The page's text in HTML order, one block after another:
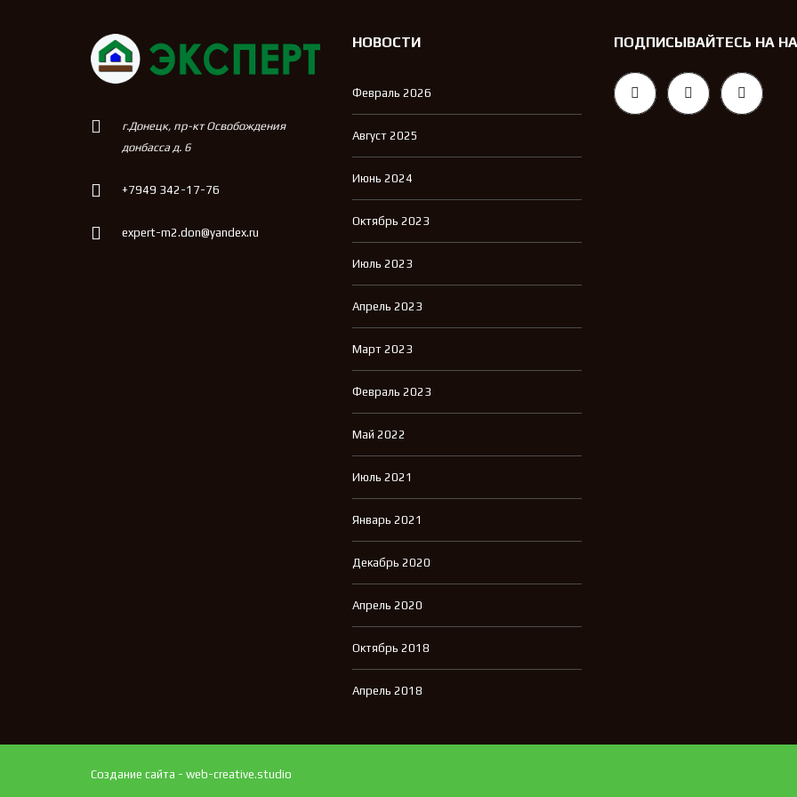
г.Донецк, пр-кт Освобождения
донбасса д. 6
+7949 342-17-76
expert-m2.don@yandex.ru
НОВОСТИ
Февраль 2026
Август 2025
Июнь 2024
Октябрь 2023
Июль 2023
Апрель 2023
Март 2023
Февраль 2023
Май 2022
Июль 2021
Январь 2021
Декабрь 2020
Апрель 2020
Октябрь 2018
Апрель 2018
ПОДПИСЫВАЙТЕСЬ НА
Создание сайта - web-creative.studio